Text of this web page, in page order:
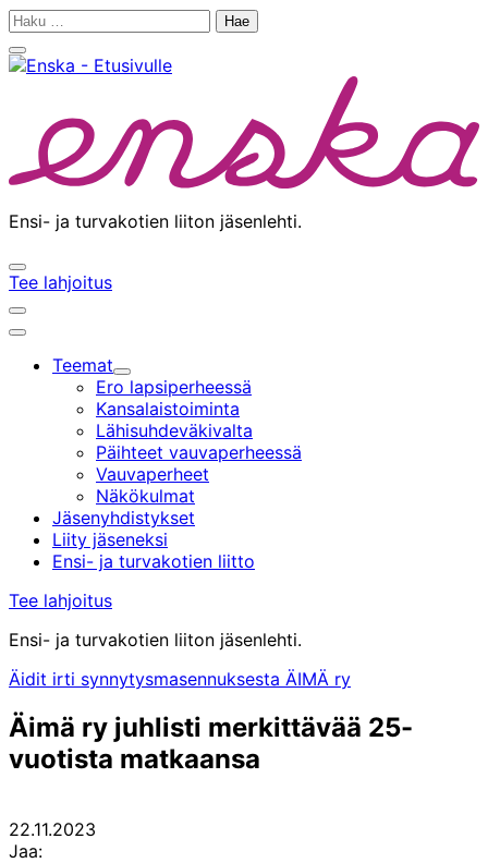
Siirry
Haku:
Sulje
hakupalkki
Ensi- ja turvakotien liiton jäsenlehti.
Avaa/sulje
hakupalkki
Tee lahjoitus
Avaa/sulje
hakupalkki
Päävalikko
Teemat
Alavalikko
Ero lapsiperheessä
Kansalaistoiminta
Lähisuhdeväkivalta
Päihteet vauvaperheessä
Vauvaperheet
Näkökulmat
Jäsenyhdistykset
Liity jäseneksi
Ensi- ja turvakotien liitto
Tee lahjoitus
Ensi- ja turvakotien liiton jäsenlehti.
Äidit irti synnytysmasennuksesta ÄIMÄ ry
Äimä ry juhlisti merkittävää 25-
vuotista matkaansa
22.11.2023
Jaa: